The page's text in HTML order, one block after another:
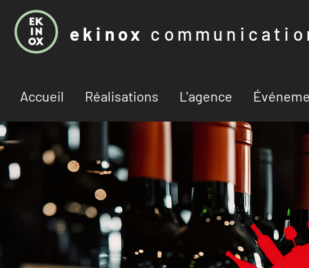
ekinox
Accueil Réalisations L'agence